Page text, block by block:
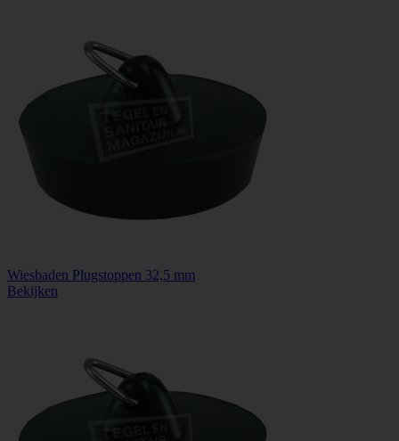
Wiesbaden Plugstoppen 32,5 mm
Bekijken